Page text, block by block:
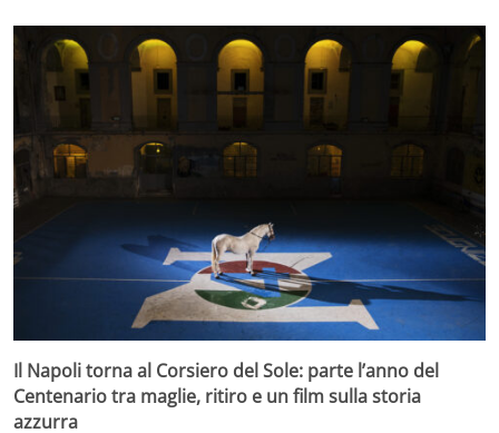
Il Napoli torna al Corsiero del Sole: parte l’anno del
Centenario tra maglie, ritiro e un film sulla storia
azzurra